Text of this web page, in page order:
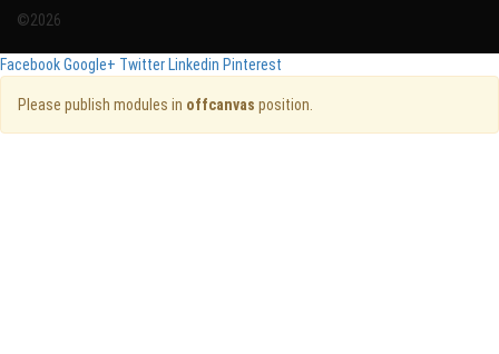
©2026
FacebookGoogle+ Twitter Linkedin Pinterest
Please publish modules in offcanvas position.